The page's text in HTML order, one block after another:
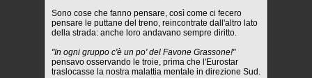
Sono cose che fanno pensare, così come ci fecero
pensare le puttane del treno, reincontrate dall'altro lato
della strada: anche loro andavano sempre diritto.
"In ogni gruppo c'è un po' del Favone Grassone!"
pensavo osservando le troie, prima che l'Eurostar
traslocasse la nostra malattia mentale in direzione Sud.